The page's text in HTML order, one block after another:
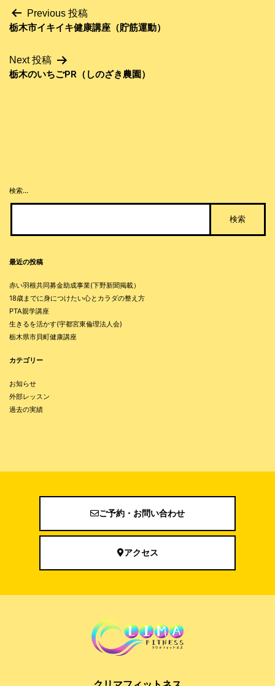
投
稿
ビ
Previous 投稿
栃木市イキイキ健康講座（貯筋運動）
Next 投稿
栃木のいちごPR（しのざき農園）
検索…
最近の投稿
赤い羽根共同募金助成事業(下野新聞掲載）
18歳までに身につけたい心とカラダの整え方
PTA親学講座
生きるを活かす(宇都宮東倫理法人会)
栃木県市貝町健康講座
カテゴリー
お知らせ
外部レッスン
過去の実績
ご予約・お問い合わせ
アクセス